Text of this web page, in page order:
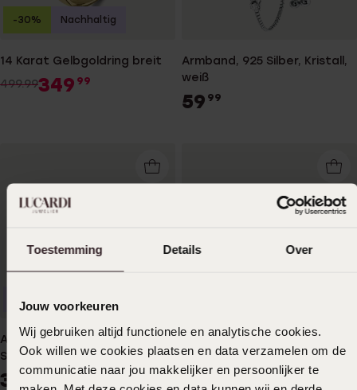
Toestemming Details Over
Jouw voorkeuren
Wij gebruiken altijd functionele en analytische cookies.
Ook willen we cookies plaatsen en data verzamelen om de
communicatie naar jou makkelijker en persoonlijker te
14 Karat Gelbgoldring breit
499.99349 99
-30% Nachhaltig
Armband, 925 Silber, Kristall,
weiß
59 99
Armband aus recyceltem
Silber Fantasieglied
39 99
Ohrringe aus 925 Silber,
matt/glänzend
34 99